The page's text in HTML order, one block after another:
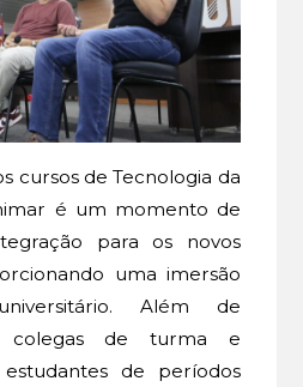
cursos de Tecnologia da
é um momento de
para os novos
uma imersão
Além de
colegas de turma e
de períodos